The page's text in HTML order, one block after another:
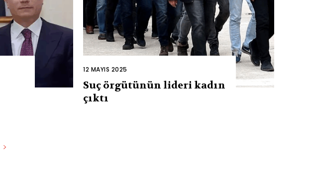
12 MAYIS 2025
Suç örgütünün lideri kadın
çıktı